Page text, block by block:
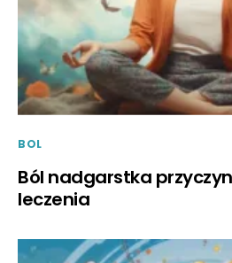
BOL
Ból nadgarstka
leczenia